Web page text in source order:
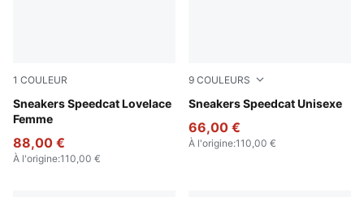
1 COULEUR
Sneakers Speedcat Lovelace
Femme
Rosy Outlook-Dark Jasper
88,00 €
À l'origine:110,00 €
9 COULEURS
Sneakers Speedcat Unisexe
Strawberry Burst-PUMA
66,00 €
À l'origine:110,00 €